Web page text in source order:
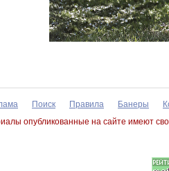
Поиск Правила Банеры
опубликованные на сайте имеют